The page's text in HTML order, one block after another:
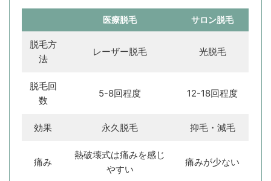
医療脱毛 サロン脱毛
脱毛方
法
レーザー脱毛 光脱毛
脱毛回
数
5-8回程度 12-18回程度
効果 永久脱毛 抑毛・減毛
痛み
熱破壊式は痛みを感じ
やすい
痛みが少ない